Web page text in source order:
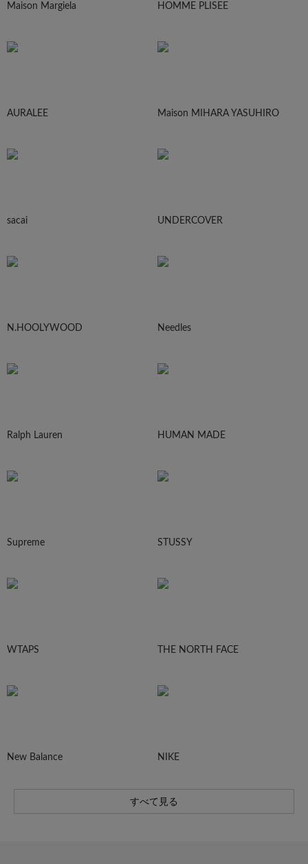
Maison Margiela HOMME PLISEE
AURALEE Maison MIHARA YASUHIRO
sacai UNDERCOVER
N.HOOLYWOOD Needles
Ralph Lauren HUMAN MADE
Supreme STUSSY
WTAPS THE NORTH FACE
New Balance NIKE
すべて見る